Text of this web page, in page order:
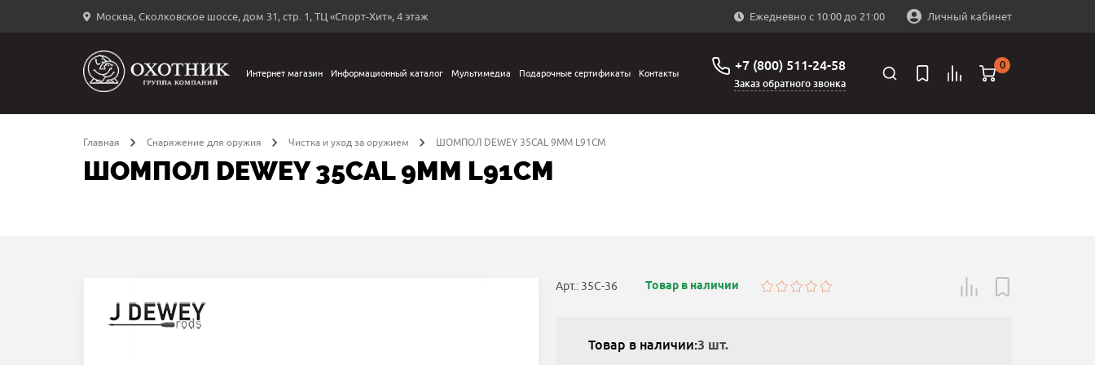
Москва, Сколковское шоссе, дом 31, стр. 1, ТЦ «Спорт-Хит», 4 этаж Ежедневно с 10:00 до 21:00 Личный кабинет
←
Интернет магазин Информационный каталог Мультимедиа Подарочные сертификаты Контакты +7 (800) 511-24-58
Заказ обратного звонка
0
Главная Снаряжение для оружия Чистка и уход за оружием ШОМПОЛ DEWEY 35CAL 9ММ L91СМ
ШОМПОЛ DEWEY 35CAL 9ММ L91СМ
Арт.: 35C-36 Товар в наличии
Товар в наличии:3 шт.